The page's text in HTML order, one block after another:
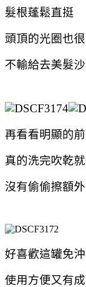
髮根蓬鬆直挺
頭頂的光圈也
不輸給去美髮
再看看明顯的
真的洗完吹乾
沒有偷偷擦額
好喜歡這罐免
使用方便又有